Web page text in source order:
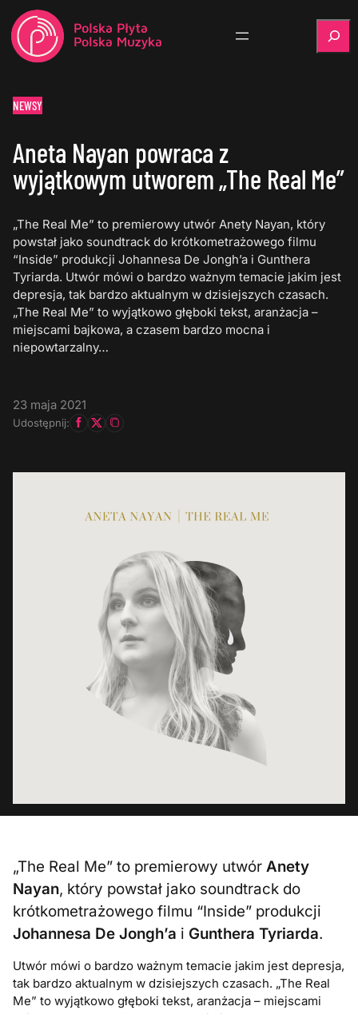
NEWSY
Aneta Nayan powraca z
wyjątkowym utworem „The Real Me”
„The Real Me” to premierowy utwór Anety Nayan, który
powstał jako soundtrack do krótkometrażowego filmu
“Inside” produkcji Johannesa De Jongh’a i Gunthera
Tyriarda. Utwór mówi o bardzo ważnym temacie jakim jest
depresja, tak bardzo aktualnym w dzisiejszych czasach.
„The Real Me” to wyjątkowo głęboki tekst, aranżacja –
miejscami bajkowa, a czasem bardzo mocna i
niepowtarzalny…
23 maja 2021
Udostępnij:
„The Real Me” to premierowy utwórAnety
Nayan, który powstał jako soundtrack do
krótkometrażowego filmu “Inside” produkcji
Johannesa De Jongh’a i Gunthera Tyriarda.
Utwór mówi o bardzo ważnym temacie jakim jest depresja,
tak bardzo aktualnym w dzisiejszych czasach. „The Real
Me” to wyjątkowo głęboki tekst, aranżacja – miejscami